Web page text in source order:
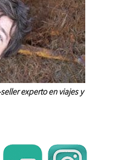
experto en viajes y